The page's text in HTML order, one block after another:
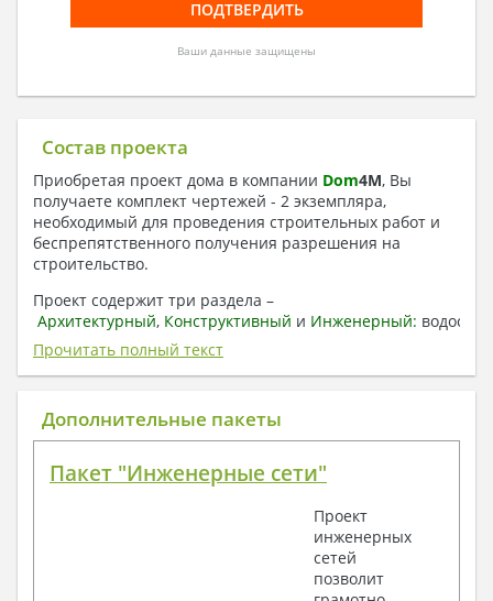
Ваши данные защищены
Состав проекта
Приобретая проект дома в компании Dom4M, Вы
получаете комплект чертежей - 2 экземпляра,
необходимый для проведения строительных работ и
беспрепятственного получения разрешения на
строительство.
Проект содержит три раздела –
Архитектурный, Конструктивный и Инженерный:
отопление, вентиляция, канализация,
электроснабжение (приобретается за дополнительную
плату) + Пояснительная записка.
1. Архитектурный раздел:
План координационных осей
Поэтажные маркировочные планы с
Разрезы и состав конструкций
Прочитать полный текст
Дополнительные пакеты
Пакет "Инженерные сети"
Проект
инженерных
сетей
позволит